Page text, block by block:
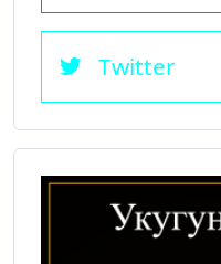
Twitter